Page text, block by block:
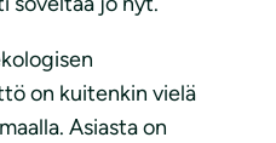
on kuitenkin vielä
Asiasta on